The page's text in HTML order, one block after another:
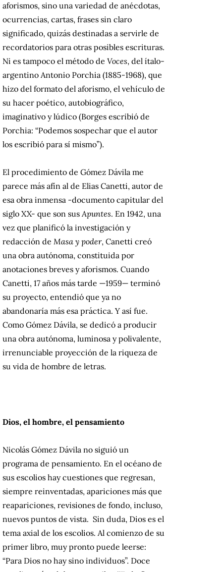
aforismos, sino una variedad de anécdotas,
ocurrencias, cartas, frases sin claro
significado, quizás destinadas a servirle de
recordatorios para otras posibles escrituras.
Ni es tampoco el método de Voces, del ítalo-
argentino Antonio Porchia (1885-1968), que
hizo del formato del aforismo, el vehículo de
su hacer poético, autobiográfico,
imaginativo y lúdico (Borges escribió de
Porchia: “Podemos sospechar que el autor
los escribió para sí mismo”).
El procedimiento de Gómez Dávila me
parece más afín al de Elias Canetti, autor de
esa obra inmensa -documento capitular del
siglo XX- que son susApuntes. En 1942, una
vez que planificó la investigación y
redacción de Masa y poder, Canetti creó
una obra autónoma, constituida por
anotaciones breves y aforismos. Cuando
Canetti, 17 años más tarde —1959— terminó
su proyecto, entendió que ya no
abandonaría más esa práctica. Y así fue.
Como Gómez Dávila, se dedicó a producir
una obra autónoma, luminosa y polivalente,
irrenunciable proyección de la riqueza de
su vida de hombre de letras.
Dios, el hombre, el pensamiento
Nicolás Gómez Dávila no siguió un
programa de pensamiento. En el océano de
sus escolios hay cuestiones que regresan,
siempre reinventadas, apariciones más que
reapariciones, revisiones de fondo, incluso,
nuevos puntos de vista. Sin duda, Dios es el
tema axial de los escolios. Al comienzo de su
primer libro, muy pronto puede leerse:
“Para Dios no hay sino individuos”. Doce